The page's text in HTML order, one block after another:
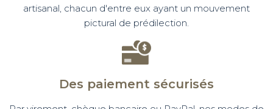
artisanal, chacun d'entre eux ayant un mouvement
pictural de prédilection.
Des paiement sécurisés